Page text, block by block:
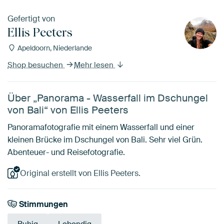
Gefertigt von
Ellis Peeters
Apeldoorn, Niederlande
Shop besuchen Mehr lesen
Über „Panorama - Wasserfall im Dschungel
von Bali“ von Ellis Peeters
Panoramafotografie mit einem Wasserfall und einer
kleinen Brücke im Dschungel von Bali. Sehr viel Grün.
Abenteuer- und Reisefotografie.
Original erstellt von Ellis Peeters.
Stimmungen